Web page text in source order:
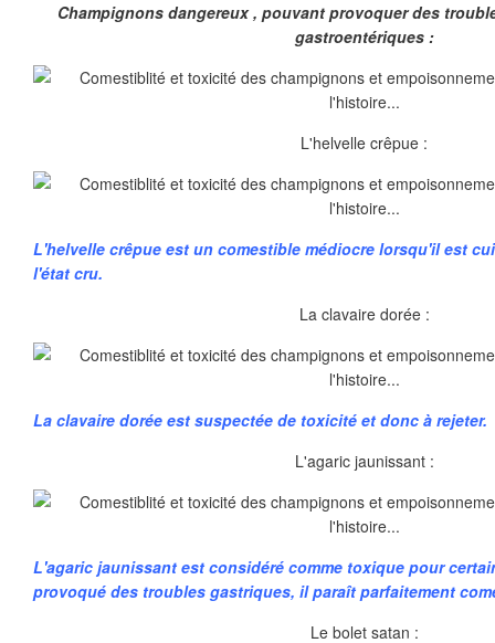
Champignons dangereux , pouvant provoquer des
gastroentériques :
L'helvelle crêpue :
L'helvelle crêpue est un comestible médiocre lorsqu'il est
l'état cru.
La clavaire dorée :
La clavaire dorée est suspectée de toxicité et donc à rejeter.
L'agaric jaunissant :
L'agaric jaunissant est considéré comme toxique pour
provoqué des troubles gastriques, il paraît parfaitement
Le bolet satan :